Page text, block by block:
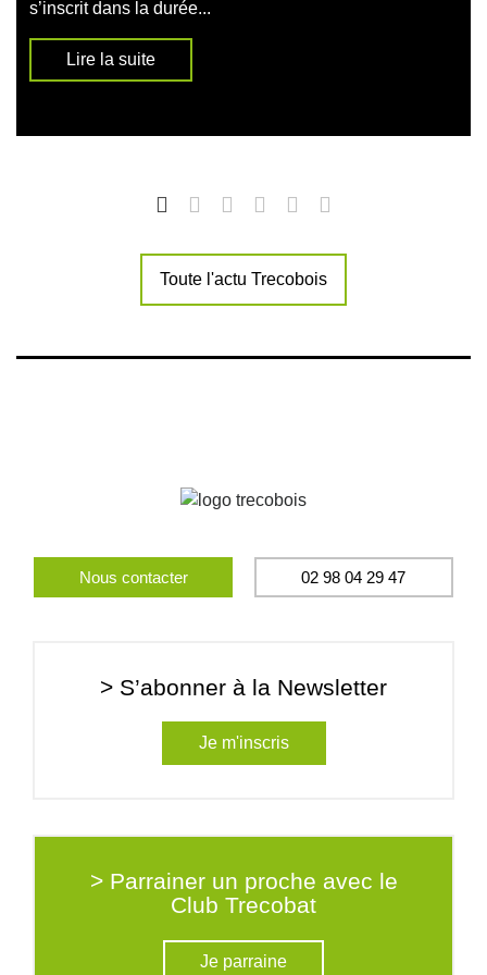
s’inscrit dans la durée...
Lire la suite
Toute l'actu Trecobois
Nous contacter 02 98 04 29 47
> S’abonner à la Newsletter
Je m'inscris
> Parrainer un proche avec le
Club Trecobat
Je parraine